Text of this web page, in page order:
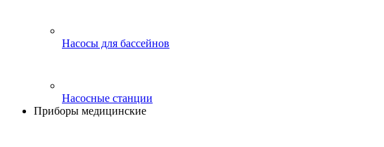
Насосы для бассейнов
Насосные станции
Приборы медицинские